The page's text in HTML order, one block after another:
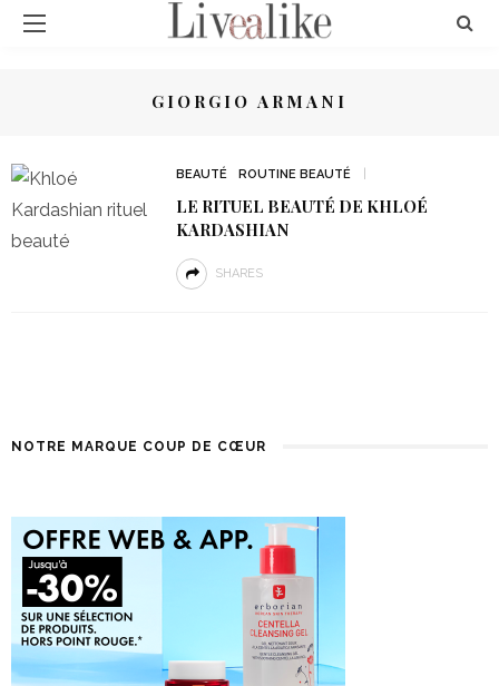
GIORGIO ARMANI
BEAUTÉ ROUTINE BEAUTÉ
LE RITUEL BEAUTÉ DE KHLOÉ
KARDASHIAN
SHARES
NOTRE MARQUE COUP DE CŒUR